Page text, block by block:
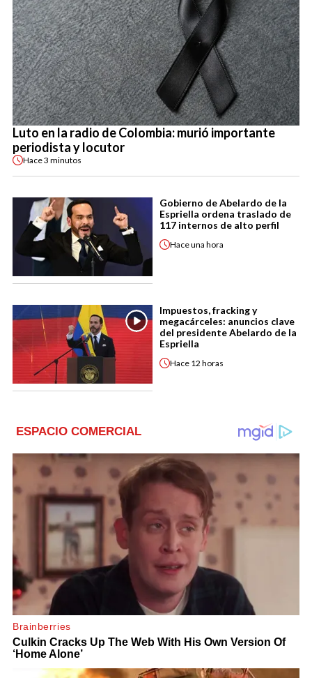
Luto en la radio de Colombia: murió importante
periodista y locutor
Hace3 minutos
Gobierno de Abelardo de la
Espriella ordena traslado de
117 internos de alto perfil
Haceuna hora
Impuestos, fracking y
megacárceles: anuncios clave
del presidente Abelardo de la
Espriella
Hace 12 horas